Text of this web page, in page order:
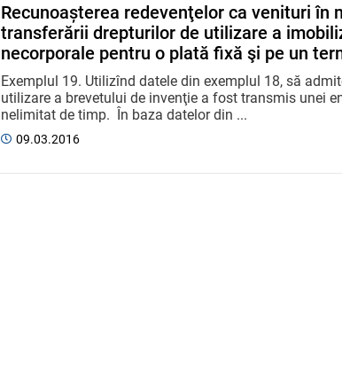
Recunoașterea redevenţelor ca venituri în
transferării drepturilor de utilizare a
necorporale pentru o plată fixă şi pe un
Exemplul 19. Utilizînd datele din exemplul 18, să
utilizare a brevetului de invenţie a fost transmis unei
nelimitat de timp. În baza datelor din ...
09.03.2016